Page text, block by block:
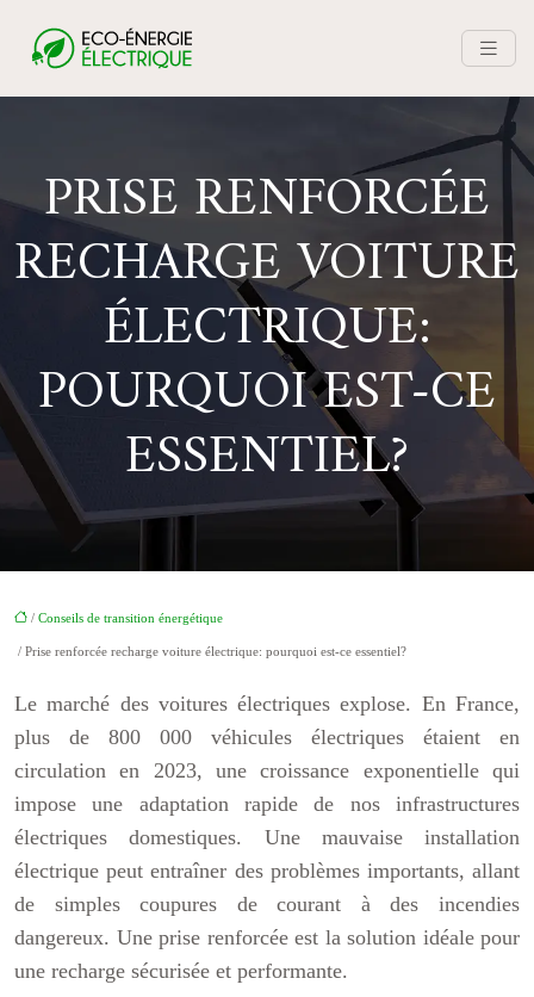
PRISE RENFORCÉE
RECHARGE VOITURE
ÉLECTRIQUE:
POURQUOI EST-CE
ESSENTIEL?
/ Conseils de transition énergétique
/ Prise renforcée recharge voiture électrique: pourquoi est-ce essentiel?
Le marché des voitures électriques explose. En France,
plus de 800 000 véhicules électriques étaient en
circulation en 2023, une croissance exponentielle qui
impose une adaptation rapide de nos infrastructures
électriques domestiques. Une mauvaise installation
électrique peut entraîner des problèmes importants, allant
de simples coupures de courant à des incendies
dangereux. Une prise renforcée est la solution idéale pour
une recharge sécurisée et performante.